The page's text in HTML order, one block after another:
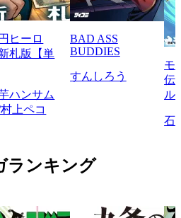
ヒーロ
札版【単
ハンサム
上ペコ
BAD ASS
BUDDIES
すんしろう
モ
伝
ル
石
ランキング